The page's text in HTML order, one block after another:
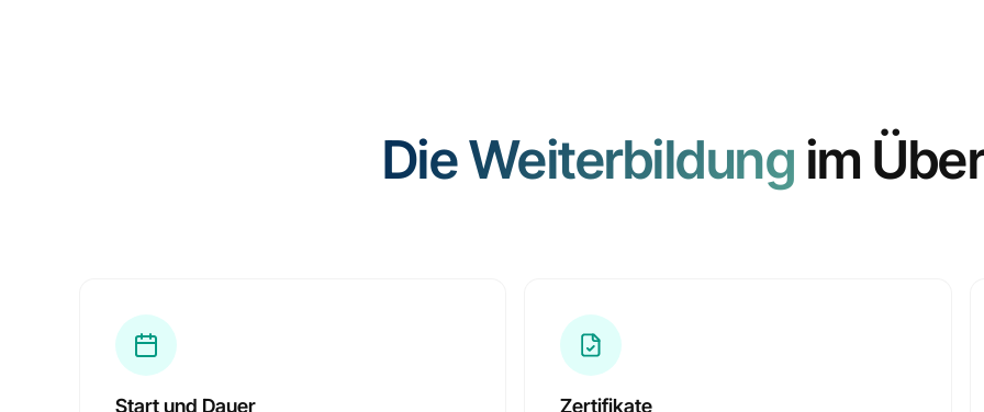
Die Weiterbildung im
Start und Dauer Zertifikate